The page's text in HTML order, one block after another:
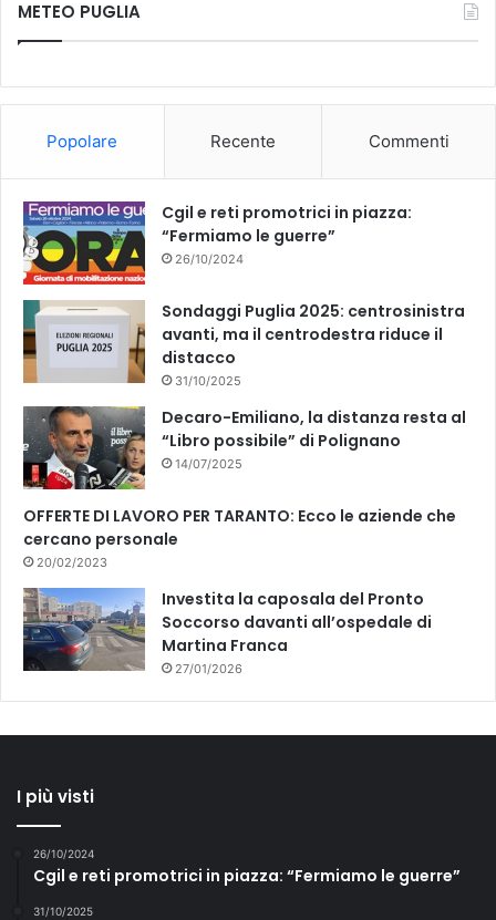
k
METEO PUGLIA
Popolare Recente Commenti
Cgil e reti promotrici in piazza:
“Fermiamo le guerre”
26/10/2024
Sondaggi Puglia 2025: centrosinistra
avanti, ma il centrodestra riduce il
distacco
31/10/2025
Decaro-Emiliano, la distanza resta al
“Libro possibile” di Polignano
14/07/2025
OFFERTE DI LAVORO PER TARANTO: Ecco le aziende che
cercano personale
20/02/2023
Investita la caposala del Pronto
Soccorso davanti all’ospedale di
Martina Franca
27/01/2026
I più visti
26/10/2024
Cgil e reti promotrici in piazza: “Fermiamo le guerre”
31/10/2025